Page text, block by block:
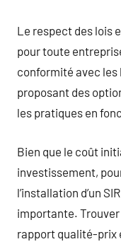
Le respect des lois
pour toute
conformité avec les
proposant des
les pratiques en
Bien que le coût
investissement,
l’installation d’un
importante.
rapport qualité-prix